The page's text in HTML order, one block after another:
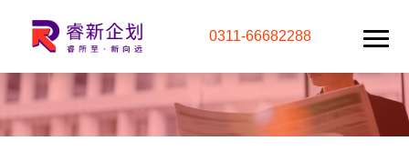
0311-66682288